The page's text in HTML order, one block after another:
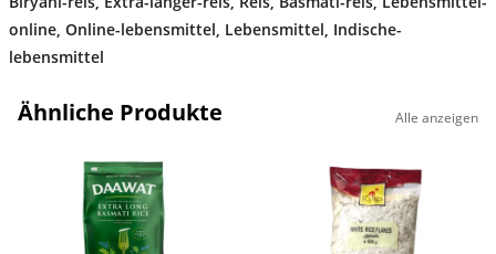
online, Online-lebensmittel, Lebensmittel, Indische-
lebensmittel
Ähnliche Produkte Alle anzeigen